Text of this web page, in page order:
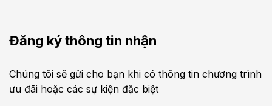
Đăng ký thông tin nhận
Chúng tôi sẽ gửi cho bạn khi có thông tin chương trình
ưu đãi hoặc các sự kiện đặc biệt